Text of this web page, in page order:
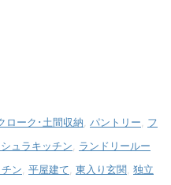
ローク･土間収納 パントリー
フ
ュラキッチン
ランドリールー
ン 平屋建て 東入り玄関 独立